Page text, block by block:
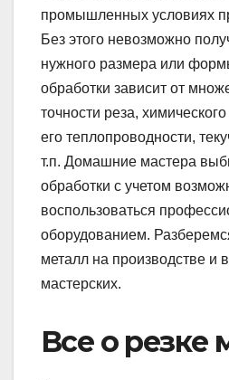
промышленных условиях
Без этого невозможно
нужного размера или
обработки зависит от
точности реза,
его теплопроводности,
т.п. Домашние мастера
обработки с учетом
воспользоваться
оборудованием.
металл на производстве и
мастерских.
Все о резке